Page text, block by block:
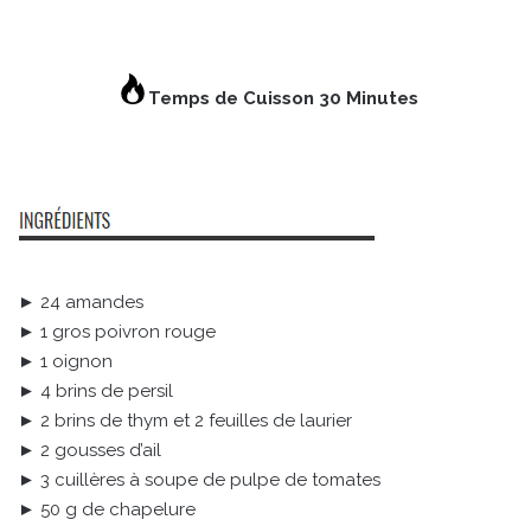
Temps de Cuisson 30 Minutes
► 24 amandes
► 1 gros poivron rouge
► 1 oignon
► 4 brins de persil
► 2 brins de thym et 2 feuilles de laurier
► 2 gousses d’ail
► 3 cuillères à soupe de pulpe de tomates
► 50 g de chapelure